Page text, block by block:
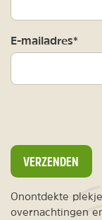
E-mailadres*
VERZENDEN
Onontdekte
overnachtingen